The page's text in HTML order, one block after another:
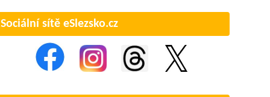
Sociální sítě eSlezsko.cz